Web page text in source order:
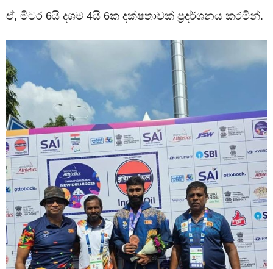
ඒ, මීටර 6යි දශම 4යි 6ක දක්ෂතාවක් ප්‍රදර්ශනය කරමින්.